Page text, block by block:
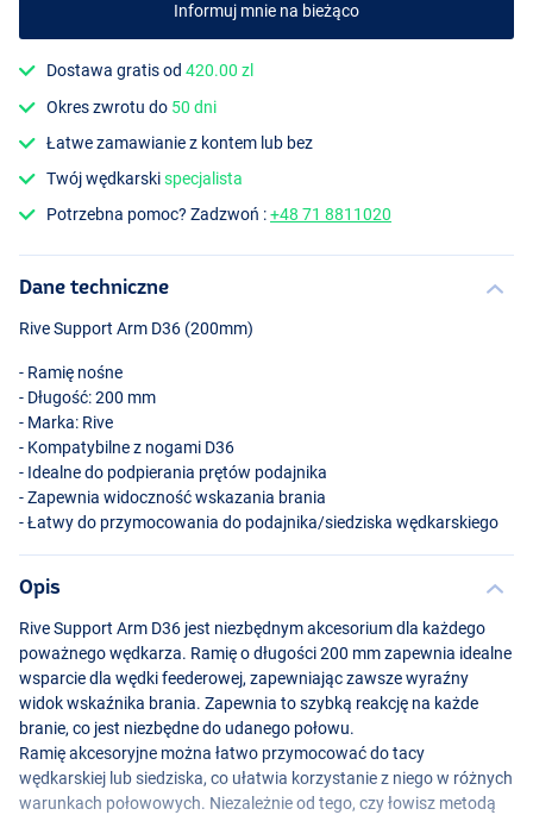
Informuj mnie na bieżąco
Dostawa gratis od420.00 zl
Okres zwrotu do 50 dni
Łatwe zamawianie z kontem lub bez
Twój wędkarskispecjalista
Potrzebna pomoc? Zadzwoń :+48 71 8811020
Dane techniczne
Rive Support Arm D36 (200mm)
- Ramię nośne
- Długość: 200 mm
- Marka: Rive
- Kompatybilne z nogami D36
- Idealne do podpierania prętów podajnika
- Zapewnia widoczność wskazania brania
- Łatwy do przymocowania do podajnika/siedziska wędkarskiego
Opis
Rive Support Arm D36 jest niezbędnym akcesorium dla każdego
poważnego wędkarza. Ramię o długości 200 mm zapewnia idealne
wsparcie dla wędki feederowej, zapewniając zawsze wyraźny
widok wskaźnika brania. Zapewnia to szybką reakcję na każde
branie, co jest niezbędne do udanego połowu.
Ramię akcesoryjne można łatwo przymocować do tacy
wędkarskiej lub siedziska, co ułatwia korzystanie z niego w różnych
warunkach połowowych. Niezależnie od tego, czy łowisz metodą